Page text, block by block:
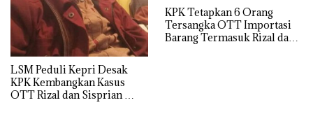
LSM Peduli Kepri Desak
KPK Kembangkan Kasus
OTT Rizal dan Sisprian
KPK Tetapkan 6 Orang
Tersangka OTT Importasi
Barang Termasuk Rizal dan